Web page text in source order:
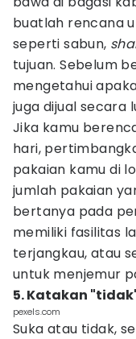
buatlah rencana
seperti sabun,
tujuan. Sebelum
mengetahui
juga dijual secara
Jika kamu
hari,
pakaian kamu di
jumlah pakaian
bertanya pada
memiliki fasilitas
terjangkau, atau
untuk menjemur
5. Katakan
pexels.com
Suka atau tidak,